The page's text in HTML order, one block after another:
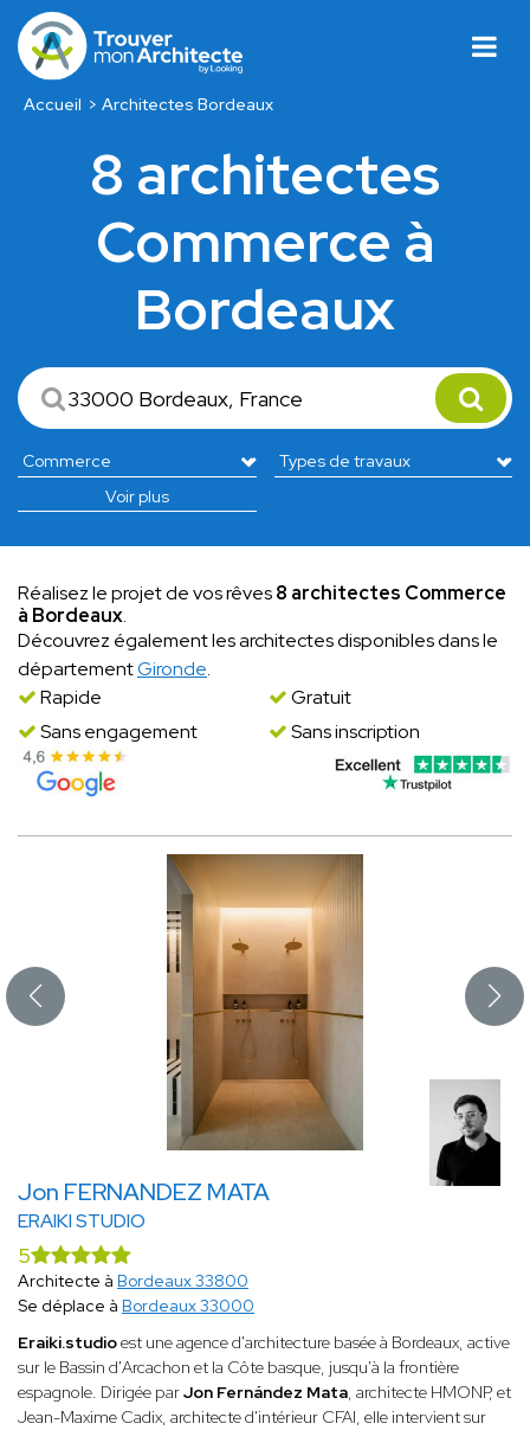
Accueil Architectes Bordeaux
8 architectes
Commerce à
Bordeaux
Voir plus
Réalisez le projet de vos rêves8 architectes Commerce
à Bordeaux.
Découvrez également les architectes disponibles dans le
départementGironde.
Rapide
Gratuit
Sans engagement
Sans inscription
Jon FERNANDEZ MATA
ERAIKI STUDIO
5
Architecte à Bordeaux 33800
Se déplace à Bordeaux 33000
Eraiki.studioest une agence d'architecture basée à Bordeaux, active
sur le Bassin d'Arcachon et la Côte basque, jusqu'à la frontière
espagnole. Dirigée parJon Fernández Mata, architecte HMONP, et
Jean-Maxime Cadix, architecte d'intérieur CFAI, elle intervient sur